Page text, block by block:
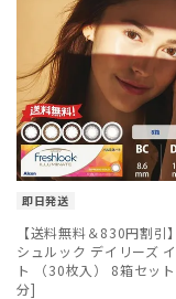
即日発送
【送料無料＆830円割引
シュルック デイリーズ
ト （30枚入） 8箱セッ
分]